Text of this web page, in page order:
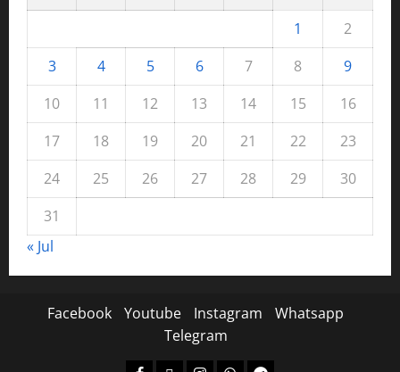
1
2
3
4 5 6 7 8
9
10
11 12 13 14 15
16
17
18 19 20 21 22
23
24
25 26 27 28 29
30
31
« Jul
Facebook Youtube Instagram
Whatsapp
Telegram